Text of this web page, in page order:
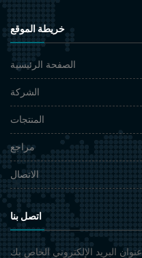
خريطة الموقع
الصفحة الرئيسية
الشركة
المنتجات
مراجع
الاتصال
اتصل بنا
عنوان البريد الإلكتروني الخاص بك